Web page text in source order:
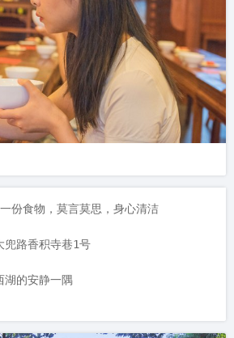
份食物，莫言莫思，身心清洁
兜路香积寺巷1号
湖的安静一隅